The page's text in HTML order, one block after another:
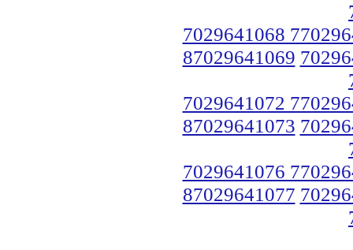
7029641068
87029641069
7029641072
87029641073
7029641076
87029641077